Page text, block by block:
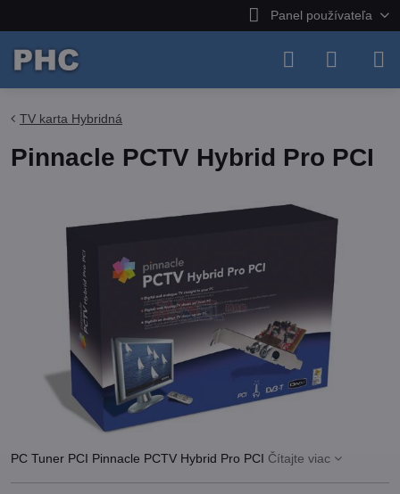
Panel používateľa
TV karta Hybridná
Pinnacle PCTV Hybrid Pro PCI
PC Tuner PCI Pinnacle PCTV Hybrid Pro PCI Čítajte viac